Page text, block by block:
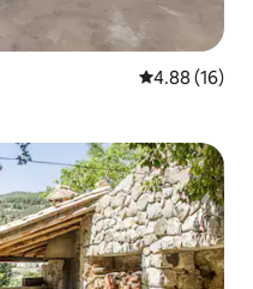
平均评分
4.88 (16)